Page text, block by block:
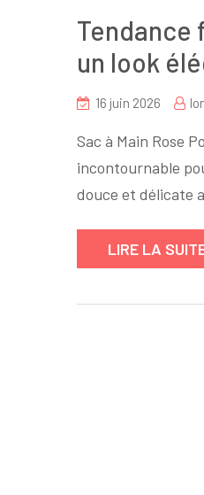
Tendance
un look
16 juin 2026
Sac à Main Rose
incontournable
douce et délicate
LIRE LA